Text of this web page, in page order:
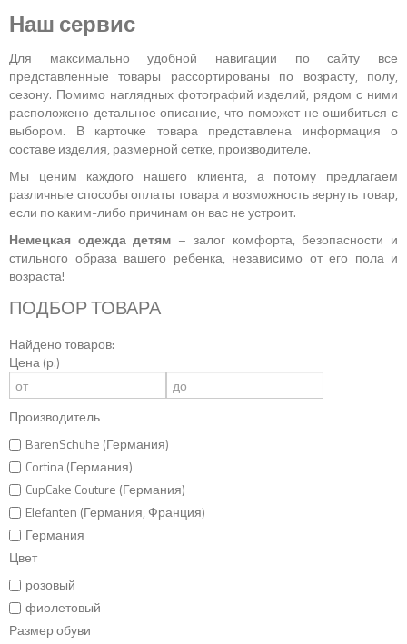
Наш сервис
Для максимально удобной навигации по сайту все
представленные товары рассортированы по возрасту, полу,
сезону. Помимо наглядных фотографий изделий, рядом с ними
расположено детальное описание, что поможет не ошибиться с
выбором. В карточке товара представлена информация о
составе изделия, размерной сетке, производителе.
Мы ценим каждого нашего клиента, а потому предлагаем
различные способы оплаты товара и возможность вернуть товар,
если по каким-либо причинам он вас не устроит.
Немецкая одежда детям – залог комфорта, безопасности и
стильного образа вашего ребенка, независимо от его пола и
возраста!
ПОДБОР ТОВАРА
Найдено товаров:
Цена (р.)
Производитель
BarenSchuhe (Германия)
Cortina (Германия)
CupCake Couture (Германия)
Elefanten (Германия, Франция)
Германия
Цвет
розовый
фиолетовый
Размер обуви